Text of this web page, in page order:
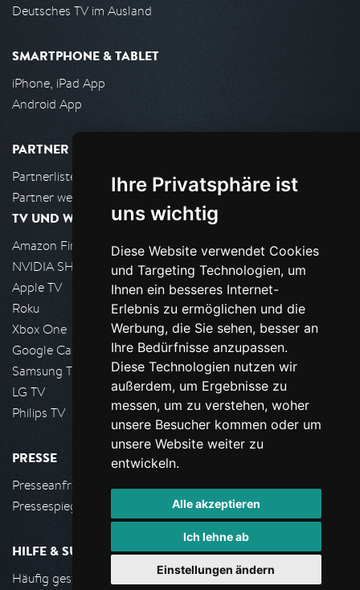
Ihre Privatsphäre ist
uns wichtig
Diese Website verwendet Cookies
und Targeting Technologien, um
Ihnen ein besseres Internet-
Erlebnis zu ermöglichen und die
Werbung, die Sie sehen, besser an
Ihre Bedürfnisse anzupassen.
Diese Technologien nutzen wir
außerdem, um Ergebnisse zu
messen, um zu verstehen, woher
unsere Besucher kommen oder um
unsere Website weiter zu
entwickeln.
Alle akzeptieren
Ich lehne ab
Einstellungen ändern
Deutsches TV im Ausland
SMARTPHONE & TABLET
iPhone, iPad App
Android App
PARTNER
Partnerliste
Partner werden
TV UND WOHNZIMMER
Amazon FireTV
NVIDIA SHIELD, Google TV
Apple TV
Roku
Xbox One
Google Cast
Samsung TV
LG TV
Philips TV
PRESSE
Presseanfrage stellen
Pressespiegel
HILFE & SUPPORT
Häufig gestellte Fragen